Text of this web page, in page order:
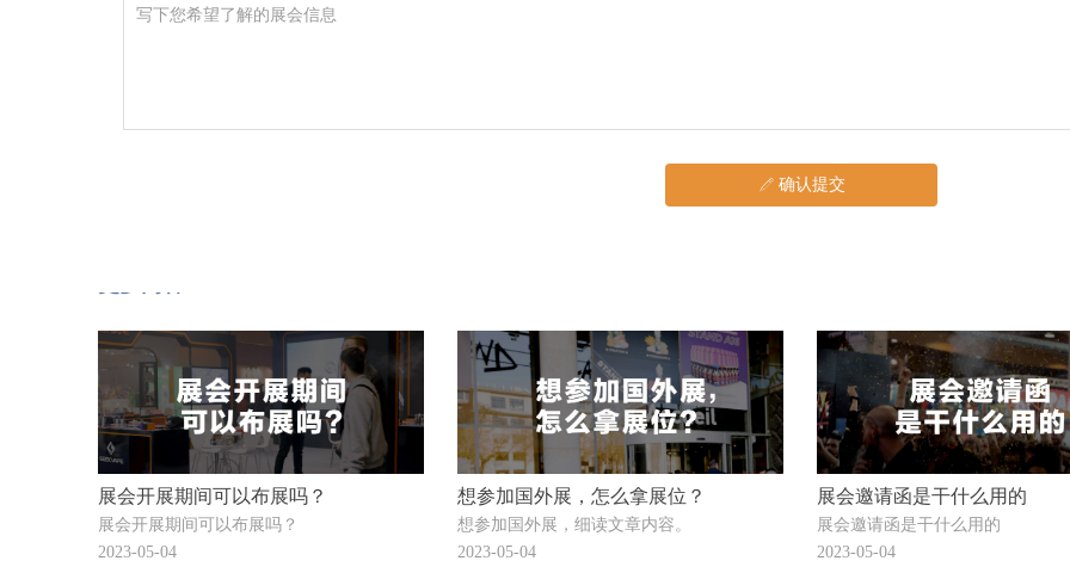
展会开展期间可以布展吗？
展会开展期间可以布展吗？
2023-05-04
想参加国外展，怎么拿展位？
想参加国外展，细读文章内容。
2023-05-04
展会邀请函是干什么用的
展会邀请函是干什么用的
2023-05-04
ꁤ 确认提交